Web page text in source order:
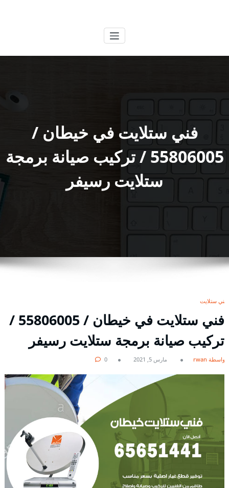
فني ستلايت في خيطان /
55806005 / تركيب صيانة برمجة
ستلايت رسيفر
فني ستلايت
فني ستلايت في خيطان / 55806005 /
تركيب صيانة برمجة ستلايت رسيفر
بواسطة rwan مارس 5, 2021 0